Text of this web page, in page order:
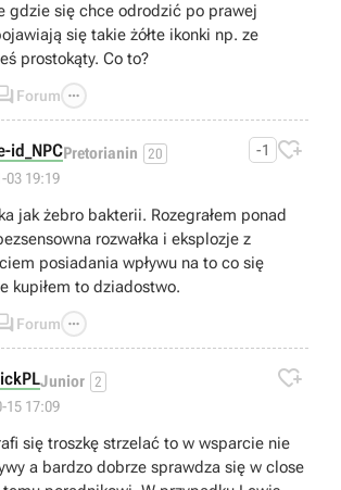
gdzie się chce odrodzić po prawej
się takie żółte ikonki np. ze
prostokąty. Co to?
Forum 
id_NPCPretorianin 20
03 19:19
-1 
jak żebro bakterii. Rozegrałem ponad
rozwałka i eksplozje z
posiadania wpływu na to co się
kupiłem to dziadostwo.
Forum 
Junior 2
15 17:09

się troszkę strzelać to w wsparcie nie
a bardzo dobrze sprawdza się w close